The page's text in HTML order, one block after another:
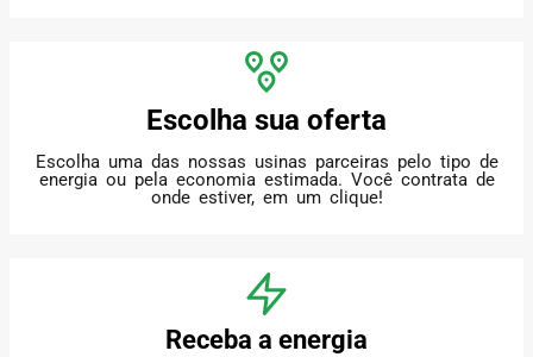
Escolha sua oferta
Escolha uma das nossas usinas parceiras pelo tipo de
energia ou pela economia estimada. Você contrata de
onde estiver, em um clique!
Receba a energia